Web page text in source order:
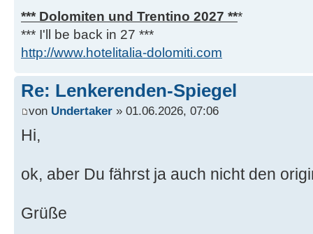
*** Dolomiten und Trentino 2027 ***
*** I'll be back in 27 ***
http://www.hotelitalia-dolomiti.com
Re: Lenkerenden-Spiegel
von Undertaker » 01.06.2026, 07:06
Hi,
ok, aber Du fährst ja auch nicht den
Grüße